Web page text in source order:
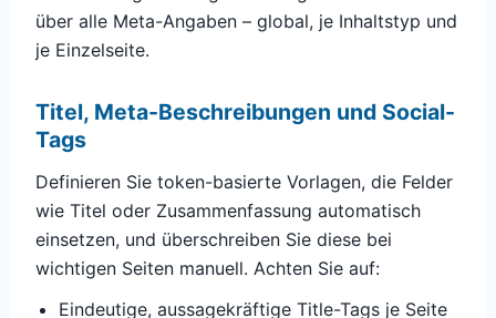
über alle Meta-Angaben – global, je Inhaltstyp und
je Einzelseite.
Titel, Meta-Beschreibungen und Social-
Tags
Definieren Sie token-basierte Vorlagen, die Felder
wie Titel oder Zusammenfassung automatisch
einsetzen, und überschreiben Sie diese bei
wichtigen Seiten manuell. Achten Sie auf:
Eindeutige, aussagekräftige Title-Tags je Seite